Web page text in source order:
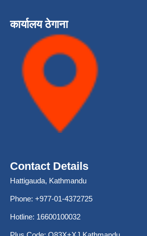
कार्यालय ठेगाना
Contact Details
Hattigauda, Kathmandu
Phone: +977-01-4372725
Hotline: 16600100032